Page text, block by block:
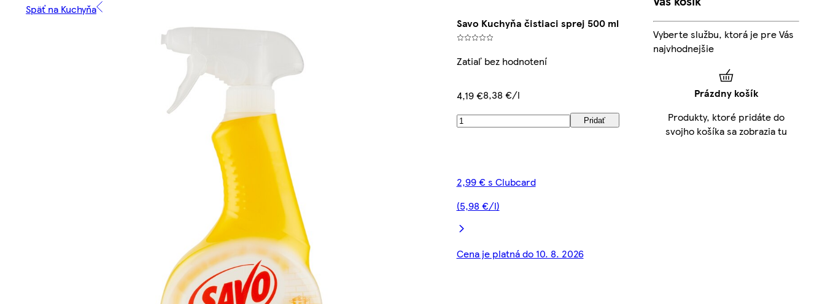
Späť na Kuchyňa
Savo Kuchyňa čistiaci sprej 500 ml
Zatiaľ bez hodnotení
4,19 €8,38 €/l
Pridať
2,99 € s Clubcard
(5,98 €/l)
Cena je platná do 10. 8. 2026
Vyberte službu, ktorá je pre Vás
najvhodnejšie
Prázdny košík
Produkty, ktoré pridáte do
svojho košíka sa zobrazia tu